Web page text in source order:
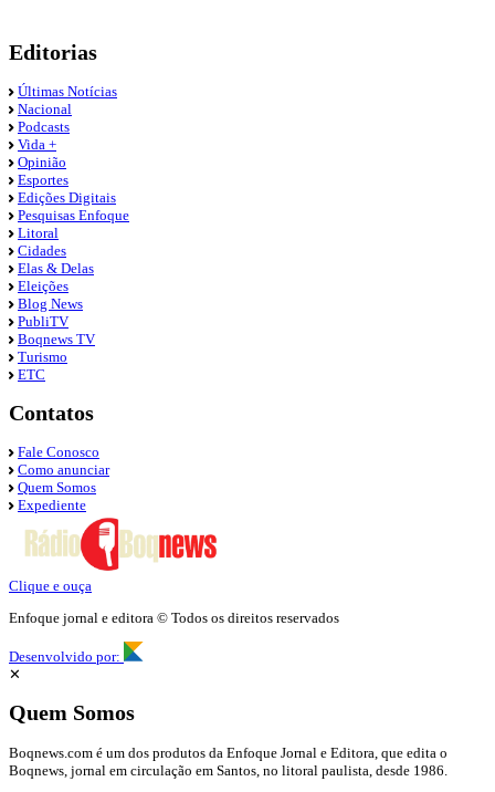
Editorias
Últimas Notícias
Nacional
Podcasts
Vida +
Opinião
Esportes
Edições Digitais
Pesquisas Enfoque
Litoral
Cidades
Elas & Delas
Eleições
Blog News
PubliTV
Boqnews TV
Turismo
ETC
Contatos
Fale Conosco
Como anunciar
Quem Somos
Expediente
Clique e ouça
Enfoque jornal e editora © Todos os direitos reservados
Desenvolvido por:
✕
Quem Somos
Boqnews.com é um dos produtos da Enfoque Jornal e Editora, que edita o
Boqnews, jornal em circulação em Santos, no litoral paulista, desde 1986.